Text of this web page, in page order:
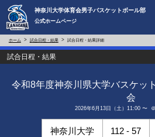
神奈川大学体育会男子バスケットボール部
公式ホームページ
ホーム 試合日程・結果 試合日程・結果詳細
試合日程・結果
令和8年度神奈川県大学バスケ
会
2026年6月13日（土）11:00 〜
神奈川大学 112 - 57